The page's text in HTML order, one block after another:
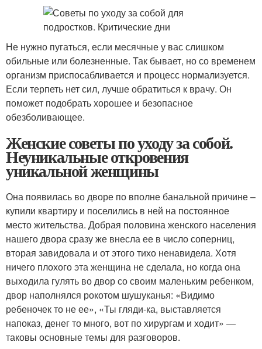
Не нужно пугаться, если месячные у вас слишком
обильные или болезненные. Так бывает, но со временем
организм приспосабливается и процесс нормализуется.
Если терпеть нет сил, лучше обратиться к врачу. Он
поможет подобрать хорошее и безопасное
обезболивающее.
Женские советы по уходу за собой.
Неуникальные откровения
уникальной женщины
Она появилась во дворе по вполне банальной причине –
купили квартиру и поселились в ней на постоянное
место жительства. Добрая половина женского населения
нашего двора сразу же внесла ее в число соперниц,
вторая завидовала и от этого тихо ненавидела. Хотя
ничего плохого эта женщина не сделала, но когда она
выходила гулять во двор со своим маленьким ребенком,
двор наполнялся рокотом шушуканья: «Видимо
ребеночек то не ее», «Ты гляди-ка, выставляется
напоказ, денег то много, вот по хирургам и ходит» —
таковы основные темы для разговоров.